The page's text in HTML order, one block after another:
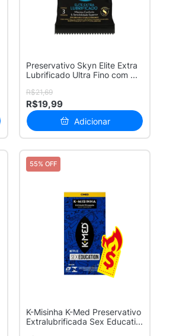
Preservativo Skyn Elite Extra
Lubrificado Ultra Fino com ...
R$21,69
R$19,99
Adicionar
55% OFF
K-Misinha K-Med Preservativo
Extralubrificada Sex Educati...